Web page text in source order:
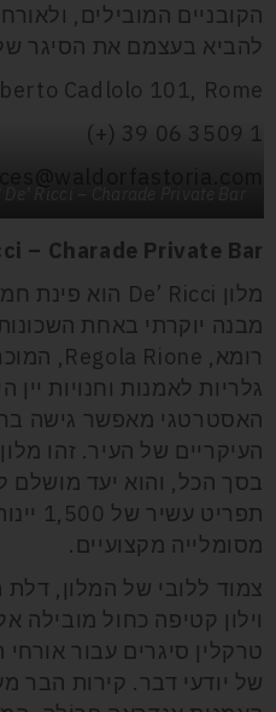
הקובניים המובילים,
להביא בעצמם את הסיגר
Cadlolo 101, Rome
(+) 39 06 3509 1
– Charade Private Bar
מלון De’ Ricci הוא פינת
מבנה יוקרתי באחת
רומא, Regola Rione
,
גלריות לאמנות וחנויות יין
האסטרטגי מאפשר גישה
העיקריים של העיר. זהו
בסך הכל, והוא יעד מושלם
תפריט עשיר של 1,500 יינות, וצוות
מסומלייה מקצועיים.
צמוד ללובי של המלון,
וילון קטיפה כחול מובילה
טרקלין סיגרים עבור
של יודעי דבר. קירות הבר